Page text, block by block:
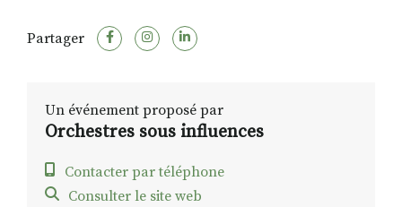
Partager
Un événement proposé par
Orchestres sous influences
Contacter par téléphone
Consulter le site web